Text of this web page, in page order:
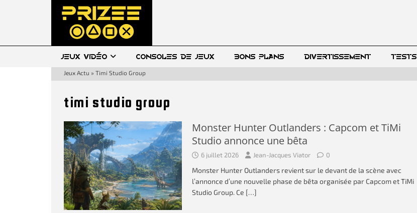
JEUX VIDÉO CONSOLES DE JEUX BONS PLANS DIVERTISSEMENT TESTS
Jeux Actu » Timi Studio Group
timi studio group
Monster Hunter Outlanders : Capcom et TiMi
Studio annonce une bêta
6 juillet 2026 Jean-Jacques Viator 0
Monster Hunter Outlanders revient sur le devant de la scène avec
l’annonce d’une nouvelle phase de bêta organisée par Capcom et TiMi
Studio Group. Ce […]